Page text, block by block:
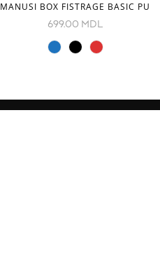
MANUSI BOX FISTRAGE BASIC PU
699.00 MDL